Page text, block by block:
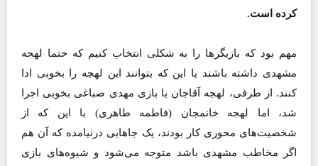
کرده است.
مهم بود که بازیگرها را به شکلی انتخاب کنیم که حتما لهجه
مشهدی داشته باشند یا این که بتوانند این لهجه را بخوبی ادا
کنند. از طرفی، لهجه آقاجان با بازی مهدی صباغی بخوبی اجرا
شد، اما لهجه خانمجان (فاطمه طاهری)‌ با این که از
شخصیت‌های محوری کار بودند، یک جاهایی درنیامده که آن هم
اگر مخاطب مشهدی باشد متوجه می‌شود و شیوه‌های بازی